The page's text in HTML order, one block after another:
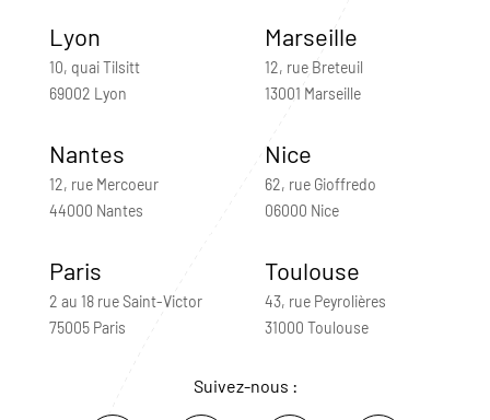
Lyon
10, quai Tilsitt
69002 Lyon
Marseille
12, rue Breteuil
13001 Marseille
Nantes
12, rue Mercoeur
44000 Nantes
Nice
62, rue Gioffredo
06000 Nice
Paris
2 au 18 rue Saint-Victor
75005 Paris
Toulouse
43, rue Peyrolières
31000 Toulouse
Suivez-nous :